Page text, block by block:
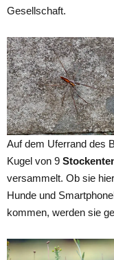
Gesellschaft.
Auf dem Uferrand des
Kugel von 9
versammelt. Ob sie
Hunde und
kommen, werden sie